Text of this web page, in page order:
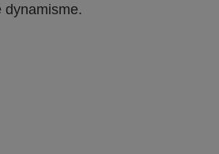
dynamisme.